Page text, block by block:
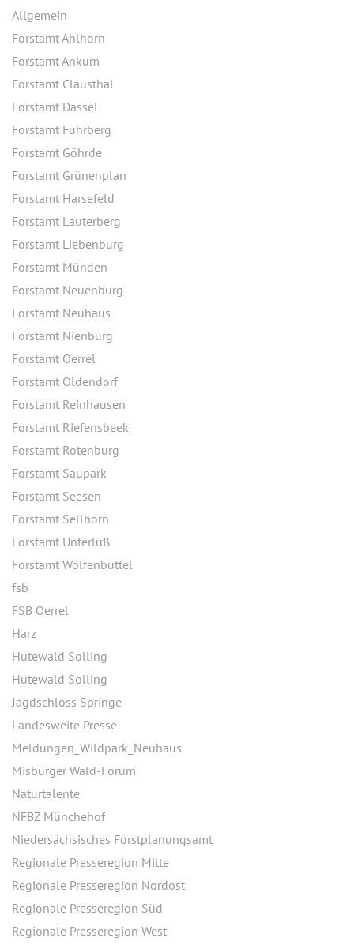
Allgemein
Forstamt Ahlhorn
Forstamt Ankum
Forstamt Clausthal
Forstamt Dassel
Forstamt Fuhrberg
Forstamt Göhrde
Forstamt Grünenplan
Forstamt Harsefeld
Forstamt Lauterberg
Forstamt Liebenburg
Forstamt Münden
Forstamt Neuenburg
Forstamt Neuhaus
Forstamt Nienburg
Forstamt Oerrel
Forstamt Oldendorf
Forstamt Reinhausen
Forstamt Riefensbeek
Forstamt Rotenburg
Forstamt Saupark
Forstamt Seesen
Forstamt Sellhorn
Forstamt Unterlüß
Forstamt Wolfenbüttel
fsb
FSB Oerrel
Harz
Hutewald Solling
Hutewald Solling
Jagdschloss Springe
Landesweite Presse
Meldungen_Wildpark_Neuhaus
Misburger Wald-Forum
Naturtalente
NFBZ Münchehof
Niedersächsisches Forstplanungsamt
Regionale Presseregion Mitte
Regionale Presseregion Nordost
Regionale Presseregion Süd
Regionale Presseregion West